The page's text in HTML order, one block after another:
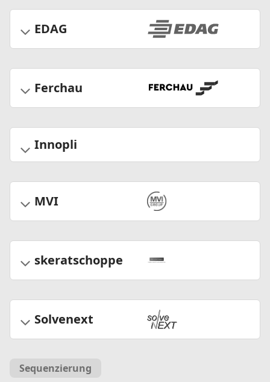
EDAG
Ferchau
Innopli
MVI
skeratschoppe
Solvenext
Sequenzierung